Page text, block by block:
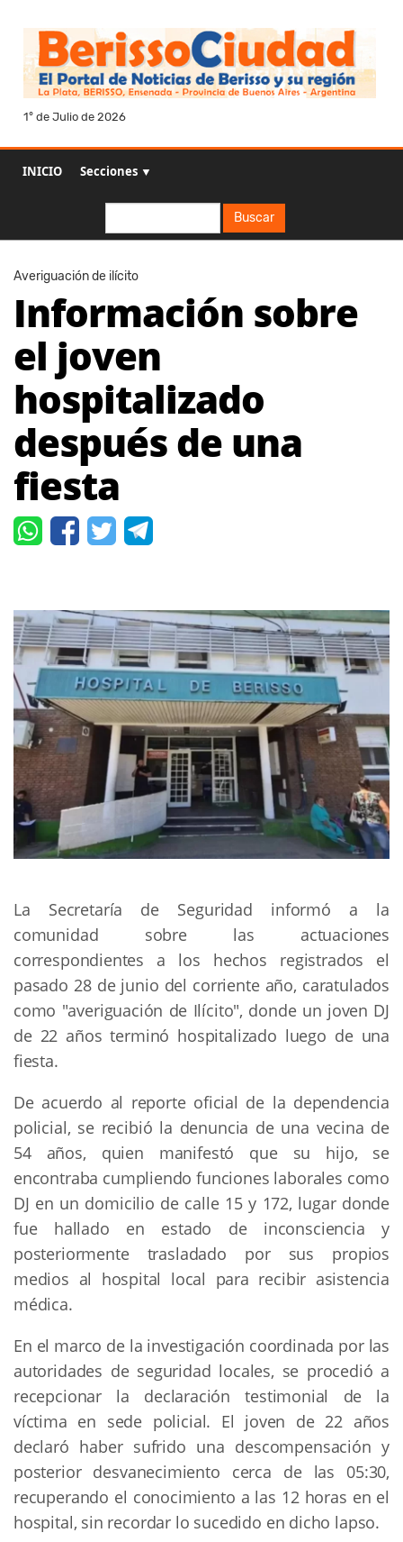
1° de Julio de 2026
INICIO Secciones ▼
Buscar
Averiguación de ilícito
Información sobre
el joven
hospitalizado
después de una
fiesta
La Secretaría de Seguridad informó a la
comunidad sobre las actuaciones
correspondientes a los hechos registrados el
pasado 28 de junio del corriente año, caratulados
como "averiguación de Ilícito", donde un joven DJ
de 22 años terminó hospitalizado luego de una
fiesta.
De acuerdo al reporte oficial de la dependencia
policial, se recibió la denuncia de una vecina de
54 años, quien manifestó que su hijo, se
encontraba cumpliendo funciones laborales como
DJ en un domicilio de calle 15 y 172, lugar donde
fue hallado en estado de inconsciencia y
posteriormente trasladado por sus propios
medios al hospital local para recibir asistencia
médica.
En el marco de la investigación coordinada por las
autoridades de seguridad locales, se procedió a
recepcionar la declaración testimonial de la
víctima en sede policial. El joven de 22 años
declaró haber sufrido una descompensación y
posterior desvanecimiento cerca de las 05:30,
recuperando el conocimiento a las 12 horas en el
hospital, sin recordar lo sucedido en dicho lapso.